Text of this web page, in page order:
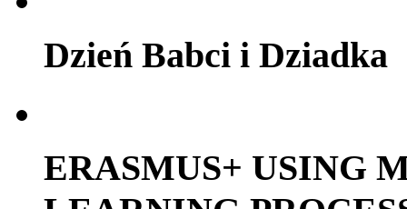
Dzień Babci i Dziadka
ERASMUS+ USING